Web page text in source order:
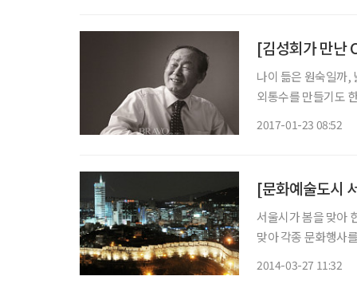
나이 듦은 원숙일까,
외통수를 만들기도
2017-01-23 08:52
[문화예술도시
서울시가 봄을 맞아
맞아 각종 문화행사
2014-03-27 11:32